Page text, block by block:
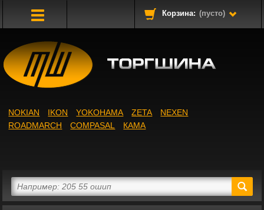
Корзина: (пусто)
NOKIAN IKON YOKOHAMA ZETA
NEXEN
ROADMARCH
COMPASAL КАМА